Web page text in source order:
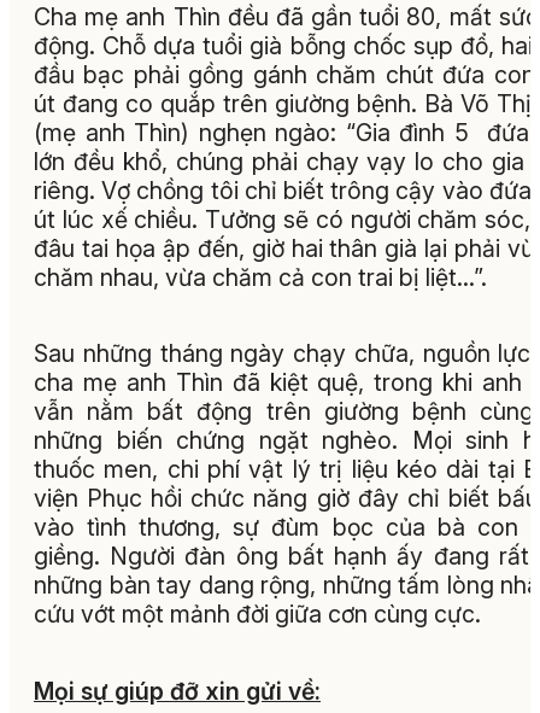
Cha mẹ anh Thìn đều đã gần tuổi 80, mất
động. Chỗ dựa tuổi già bỗng chốc sụp đổ, hai
đầu bạc phải gồng gánh chăm chút đứa
út đang co quắp trên giường bệnh. Bà Võ Thị
(mẹ anh Thìn) nghẹn ngào: “Gia đình 5 đứa
lớn đều khổ, chúng phải chạy vạy lo cho gia
riêng. Vợ chồng tôi chỉ biết trông cậy vào đứa
út lúc xế chiều. Tưởng sẽ có người chăm sóc,
đâu tai họa ập đến, giờ hai thân già lại phải
chăm nhau, vừa chăm cả con trai bị liệt...”.
Sau những tháng ngày chạy chữa, nguồn lực
cha mẹ anh Thìn đã kiệt quệ, trong khi anh
vẫn nằm bất động trên giường bệnh
những biến chứng ngặt nghèo. Mọi sinh
thuốc men, chi phí vật lý trị liệu kéo dài tại
viện Phục hồi chức năng giờ đây chỉ biết
vào tình thương, sự đùm bọc của bà con
giềng. Người đàn ông bất hạnh ấy đang rất
những bàn tay dang rộng, những tấm lòng
cứu vớt một mảnh đời giữa cơn cùng cực.
Mọi sự giúp đỡ xin gửi về: